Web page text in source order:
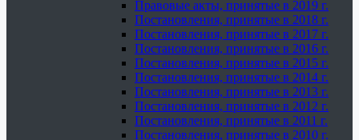
Правовые акты, принятые в 2019 г.
Постановления, принятые в 2018 г.
Постановления, принятые в 2017 г.
Постановления, принятые в 2016 г.
Постановления, принятые в 2015 г.
Постановления, принятые в 2014 г.
Постановления, принятые в 2013 г.
Постановления, принятые в 2012 г.
Постановления, принятые в 2011 г.
Постановления, принятые в 2010 г.